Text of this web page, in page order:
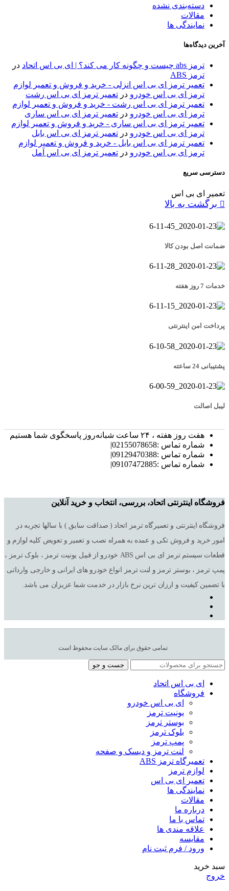
دسته‌بندی نشده
مقالات
نمایندگی ها
آخرین دیدگاه‌ها
ترمز abs چیست و چگونه کار می کند؟ | ای بی اس اتحاد
در
ترمز ABS
تعمیر ترمز ای بی اس انزلی - خرید و فروش و تعمیر لوازم
ترمز ای بی اس خودرو در تعمیر ترمز ای بی اس رشت
تعمیر ترمز ای بی اس رشت - خرید و فروش و تعمیر لوازم
ترمز ای بی اس خودرو در تعمیر ترمز ای بی اس ساری
تعمیر ترمز ای بی اس ساری - خرید و فروش و تعمیر لوازم
ترمز ای بی اس خودرو در تعمیر ترمز ای بی اس بابل
تعمیر ترمز ای بی اس بابل - خرید و فروش و تعمیر لوازم
ترمز ای بی اس خودرو در تعمیر ترمز ای بی اس آمل
دسترسی سریع
تعمیر ای بی اس
برگشت به بالا
ضمانت اصل بودن کالا
خدمات 7 روز هفته
پرداخت امن اینترنتی
پشتیبانی 24 ساعته
لیبل اصالت
هفت روز هفته ، ۲۴ ساعت شبانه‌روز پاسخگوی شما هستیم
شماره تماس :02155078658|
شماره تماس :09129470388|
شماره تماس :09107472885|
فروشگاه اینترنتی اتحاد، بررسی، انتخاب و خرید آنلاین
فروشگاه اینترنتی و تعمیرگاه ترمز اتحاد ( صداقت سابق ) با سالها تجربه در
امور خرید و فروش تکی و عمده به همراه نصب و تعمیر و تعویض کلیه لوازم و
قطعات سیستم ترمز ای بی اس ABS خودرو از قبیل یونیت ترمز ، بلوک ترمز ،
پمپ ترمز ، بوستر ترمز و لنت ترمز انواع خودرو های ایرانی و خارجی وارداتی
با تضمین کیفیت و ارزان ترین نرخ بازار در خدمت شما عزیزان می باشد.
تمامی حقوق برای مالک سایت محفوظ است
جست و جو
ای بی اس اتحاد
فروشگاه
ای بی اس خودرو
یونیت ترمز
بوستر ترمز
بلوک ترمز
پمپ ترمز
لنت ترمز و دیسک و صفحه
تعمیرگاه ترمز ABS
لوازم ترمز
تعمیر ای بی اس
نمایندگی ها
مقالات
درباره ما
تماس با ما
علاقه مندی ها
مقایسه
ورود / فرم ثبت نام
سبد خرید
خروج